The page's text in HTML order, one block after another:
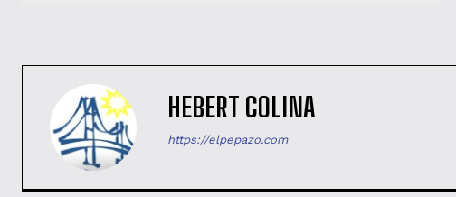
HEBERT COLINA
https://elpepazo.com